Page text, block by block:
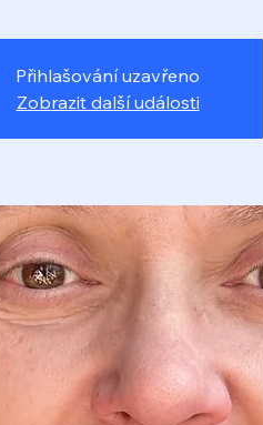
Přihlašování uzavřeno
Zobrazit další události